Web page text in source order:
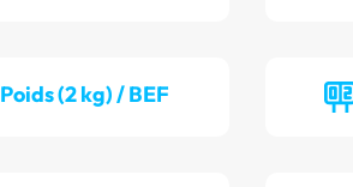
Poids (2 kg) / BEF